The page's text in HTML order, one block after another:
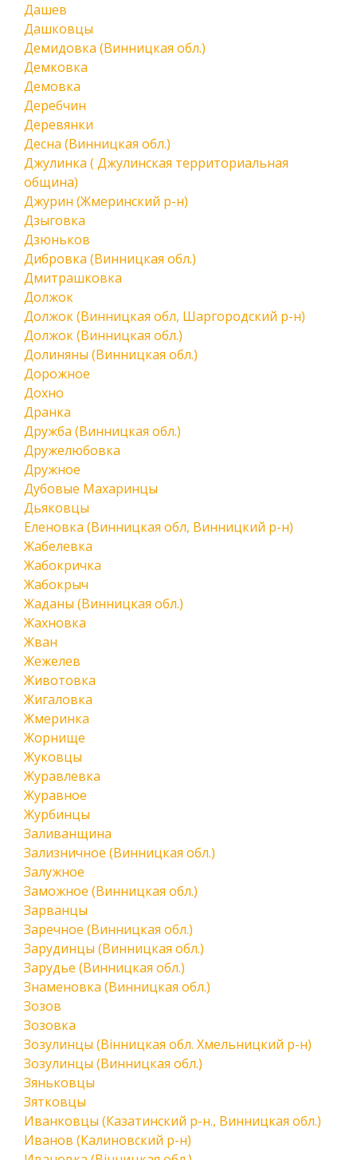
Дашев
Дашковцы
Демидовка (Винницкая обл.)
Демковка
Демовка
Деребчин
Деревянки
Десна (Винницкая обл.)
Джулинка ( Джулинская территориальная
община)
Джурин (Жмеринский р-н)
Дзыговка
Дзюньков
Дибровка (Винницкая обл.)
Дмитрашковка
Должок
Должок (Винницкая обл, Шаргородский р-н)
Должок (Винницкая обл.)
Долиняны (Винницкая обл.)
Дорожное
Дохно
Дранка
Дружба (Винницкая обл.)
Дружелюбовка
Дружное
Дубовые Махаринцы
Дьяковцы
Еленовка (Винницкая обл, Винницкий р-н)
Жабелевка
Жабокричка
Жабокрыч
Жаданы (Винницкая обл.)
Жахновка
Жван
Жежелев
Животовка
Жигаловка
Жмеринка
Жорнище
Жуковцы
Журавлевка
Журавное
Журбинцы
Заливанщина
Зализничное (Винницкая обл.)
Залужное
Заможное (Винницкая обл.)
Зарванцы
Заречное (Винницкая обл.)
Зарудинцы (Винницкая обл.)
Зарудье (Винницкая обл.)
Знаменовка (Винницкая обл.)
Зозов
Зозовка
Зозулинцы (Вінницкая обл. Хмельницкий р-н)
Зозулинцы (Винницкая обл.)
Зяньковцы
Зятковцы
Иванковцы (Казатинский р-н., Винницкая обл.)
Иванов (Калиновский р-н)